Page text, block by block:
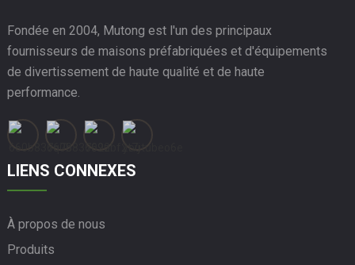
Fondée en 2004, Mutong est l'un des principaux
fournisseurs de maisons préfabriquées et d'équipements
de divertissement de haute qualité et de haute
performance.
LIENS CONNEXES
À propos de nous
Produits